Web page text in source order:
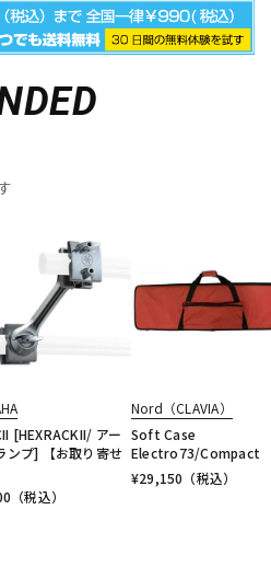
[HEXRACKII/ アー
ンプ] 【お取り寄せ
（税込）
Nord（CLAVIA）
Soft Case
Electro73/Compact
¥29,150 （税込）